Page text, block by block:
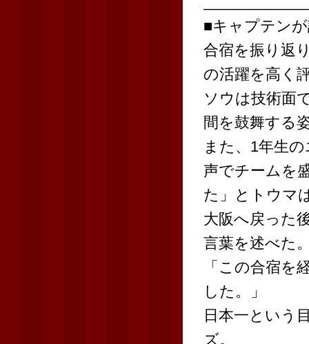
■キャプテン
合宿を振り返
の活躍を高く
ソウは技術面
間を鼓舞する
また、1年生
声でチームを
た」とトウマ
大阪へ戻った
言葉を述べた
「この合宿
した。」
日本一という
ズ。